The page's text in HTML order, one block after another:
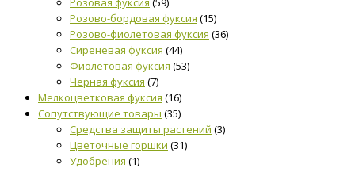
Розово-бордовая фуксия (15)
Розово-фиолетовая фуксия (36)
Сиреневая фуксия (44)
Фиолетовая фуксия (53)
Черная фуксия (7)
Мелкоцветковая фуксия (16)
Сопутствующие товары (35)
Средства защиты растений (3)
Цветочные горшки (31)
Удобрения (1)